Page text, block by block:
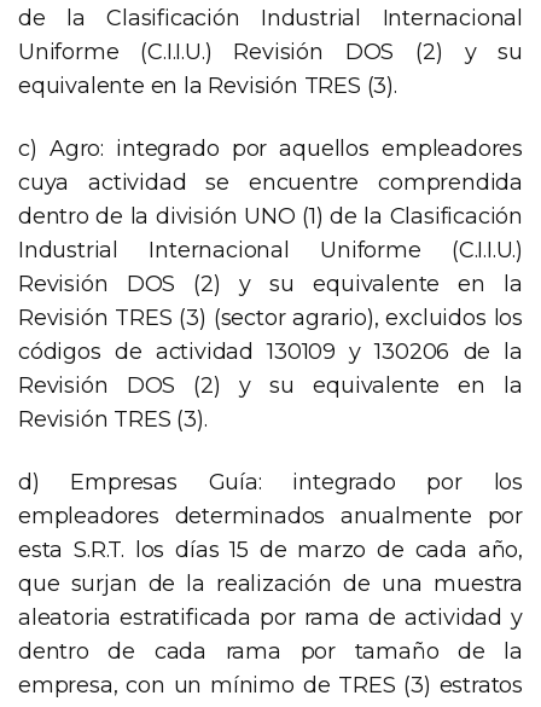
de la Clasificación Industrial Internacional
Uniforme (C.I.I.U.) Revisión DOS (2) y su
equivalente en la Revisión TRES (3).
c) Agro: integrado por aquellos empleadores
cuya actividad se encuentre comprendida
dentro de la división UNO (1) de la Clasificación
Industrial Internacional Uniforme (C.I.I.U.)
Revisión DOS (2) y su equivalente en la
Revisión TRES (3) (sector agrario), excluidos los
códigos de actividad 130109 y 130206 de la
Revisión DOS (2) y su equivalente en la
Revisión TRES (3).
d) Empresas Guía: integrado por los
empleadores determinados anualmente por
esta S.R.T. los días 15 de marzo de cada año,
que surjan de la realización de una muestra
aleatoria estratificada por rama de actividad y
dentro de cada rama por tamaño de la
empresa, con un mínimo de TRES (3) estratos